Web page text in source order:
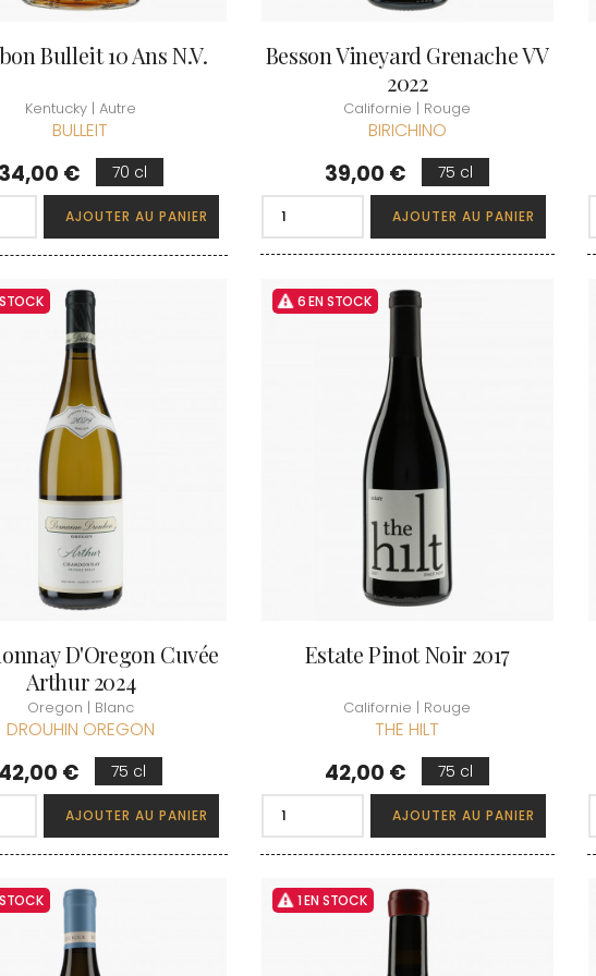
Bulleit 10 Ans N.V.
Kentucky | Autre
BULLEIT
€ 70 cl
AJOUTER AU PANIER
Besson Vineyard Grenache VV
2022
Californie | Rouge
BIRICHINO
Prix
39,00 € 75 cl
AJOUTER AU PANIER
D'Oregon Cuvée
Arthur 2024
Oregon | Blanc
DROUHIN OREGON
€ 75 cl
AJOUTER AU PANIER
6 EN STOCK
Estate Pinot Noir 2017
Californie | Rouge
THE HILT
Prix
42,00 € 75 cl
AJOUTER AU PANIER
1 EN STOCK